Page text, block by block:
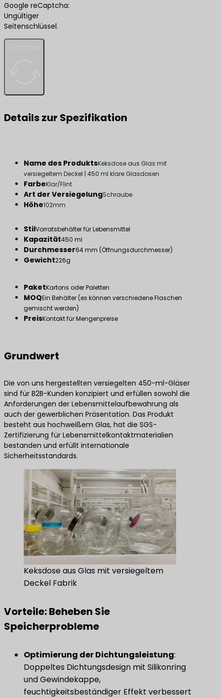
Google reCaptcha:
Ungültiger
Seitenschlüssel.
Details zur Spezifikation
Name des ProduktsKeksdose aus Glas mit
versiegeltem Deckel | 450 ml klare Glasdosen
FarbeKlar/Flint
Art der VersiegelungSchraube
Höhe102mm
StilVorratsbehälter für Lebensmittel
Kapazität450 ml
Durchmesser64 mm (Öffnungsdurchmesser)
Gewicht226g
PaketKartons oder Paletten
MOQEin Behälter (es können verschiedene Flaschen
gemischt werden)
PreisKontakt für Mengenpreise
Grundwert
Die von uns hergestellten versiegelten 450-ml-Gläser
sind für B2B-Kunden konzipiert und erfüllen sowohl die
Anforderungen der Lebensmittelaufbewahrung als
auch der gewerblichen Präsentation. Das Produkt
besteht aus hochweißem Glas, hat die SGS-
Zertifizierung für Lebensmittelkontaktmaterialien
bestanden und erfüllt internationale
Sicherheitsstandards.
Keksdose aus Glas mit versiegeltem
Deckel Fabrik
Vorteile: Beheben Sie
Speicherprobleme
​Optimierung der Dichtungsleistung​​:
Doppeltes Dichtungsdesign mit Silikonring
und Gewindekappe,
feuchtigkeitsbeständiger Effekt verbessert